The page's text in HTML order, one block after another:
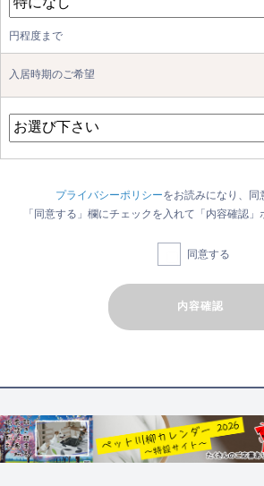
円程度まで
入居時期のご希望
プライバシーポリシーをお読みになり、同
「同意する」欄にチェックを入れて「内容確認」
同意する